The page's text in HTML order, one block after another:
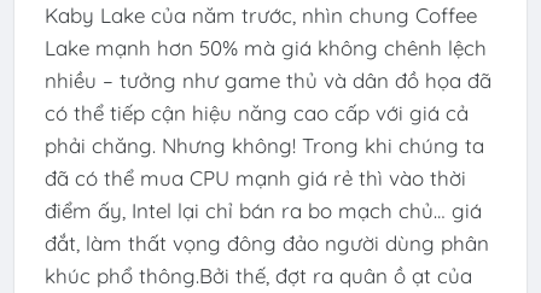
Kaby Lake của năm trước, nhìn chung Coffee
Lake mạnh hơn 50% mà giá không chênh lệch
nhiều – tưởng như game thủ và dân đồ họa đã
có thể tiếp cận hiệu năng cao cấp với giá cả
phải chăng. Nhưng không! Trong khi chúng ta
đã có thể mua CPU mạnh giá rẻ thì vào thời
điểm ấy, Intel lại chỉ bán ra bo mạch chủ… giá
đắt, làm thất vọng đông đảo người dùng phân
khúc phổ thông.Bởi thế, đợt ra quân ồ ạt của